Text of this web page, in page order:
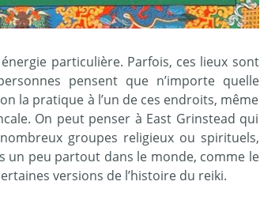
particulière. Parfois, ces lieux sont
pensent que n’importe quelle
la pratique à l’un de ces endroits, même
On peut penser à East Grinstead qui
groupes religieux ou spirituels,
un peu partout dans le monde, comme le
versions de l’histoire du reiki.